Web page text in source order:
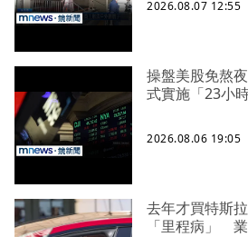
2026.08.07 12:55
操盤美股免熬
式實施「23小
2026.08.06 19:05
去年才買特斯
「里程病」